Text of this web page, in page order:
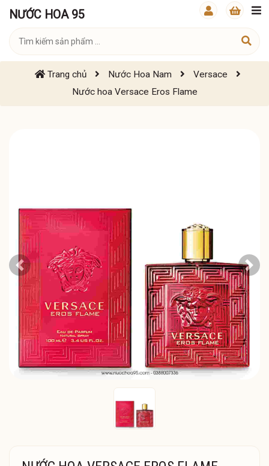
NƯỚC HOA 95
Trang chủ Nước Hoa Nam
Versace
Nước hoa Versace Eros Flame
Previous Next